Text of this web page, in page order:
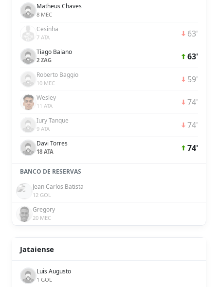
Matheus Chaves
8 MEC
Cesinha
7 ATA 63'
Tiago Baiano
2 ZAG 63'
Roberto Baggio
10 MEC 59'
Wesley
11 ATA 74'
Iury Tanque
9 ATA 74'
Davi Torres
18 ATA 74'
BANCO DE RESERVAS
Jean Carlos Batista
12 GOL
Gregory
20 MEC
Jataiense
Luis Augusto
1 GOL